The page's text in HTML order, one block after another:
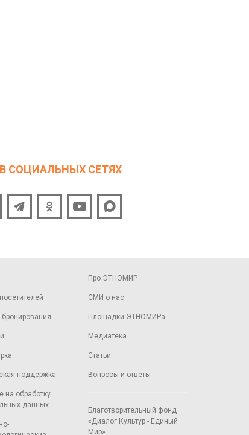
СОЦИАЛЬНЫХ СЕТЯХ
бронирования
поддержка
на обработку
данных
Про ЭТНОМИР
СМИ о нас
Площадки ЭТНОМИРа
Медиатека
Статьи
Вопросы и ответы
Благотворительный фонд
«Диалог Культур - Единый
Мир»